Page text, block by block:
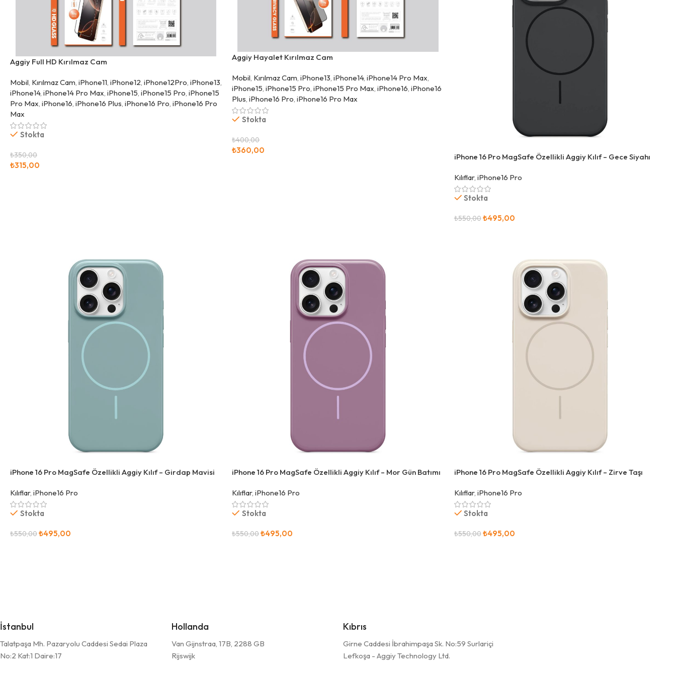
Aggiy Full HD Kırılmaz Cam
Mobil, Kırılmaz Cam, iPhone11, iPhone12, iPhone12Pro, iPhone13,
iPhone14, iPhone14 Pro Max, iPhone15, iPhone15 Pro, iPhone15
Pro Max, iPhone16, iPhone16 Plus, iPhone16 Pro, iPhone16 Pro
Max
Stokta
₺350,00
₺315,00
Aggiy Hayalet Kırılmaz Cam
Mobil Kırılmaz Cam iPhone13 iPhone14, iPhone14 Pro Max
iPhone15 iPhone15 Pro iPhone15 Pro Max iPhone16 iPhone16
Plus iPhone16 Pro iPhone16 Pro Max
Stokta
₺400,00
₺360,00
iPhone 16 Pro MagSafe Özellikli Aggiy Kılıf – Gece Siyahı
Kılıflar, iPhone16 Pro
Stokta
₺550,00₺495,00
iPhone 16 Pro MagSafe Özellikli Aggiy Kılıf – Girdap Mavisi
Kılıflar, iPhone16 Pro
Stokta
₺550,00₺495,00
iPhone 16 Pro MagSafe Özellikli Aggiy Kılıf – Mor Gün Batımı
Kılıflar, iPhone16 Pro
Stokta
₺550,00₺495,00
iPhone 16 Pro MagSafe Özellikli Aggiy Kılıf – Zirve Taşı
Kılıflar, iPhone16 Pro
Stokta
₺550,00₺495,00
İstanbul
Talatpaşa Mh. Pazaryolu Caddesi Sedai Plaza
No:2 Kat:1 Daire:17
Hollanda
Van Gijnstraa, 17B, 2288 GB
Rijswijk
Kıbrıs
Girne Caddesi İbrahimpaşa Sk. No:59 Surlariçi
Lefkoşa - Aggiy Technology Ltd.